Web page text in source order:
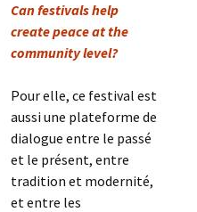
Can festivals help
create peace at the
community level?
Pour elle, ce festival est
aussi une plateforme de
dialogue entre le passé
et le présent, entre
tradition et modernité,
et entre les